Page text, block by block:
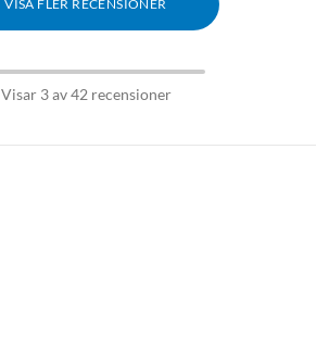
VISA FLER RECENSIONER
Visar 3 av 42 recensioner